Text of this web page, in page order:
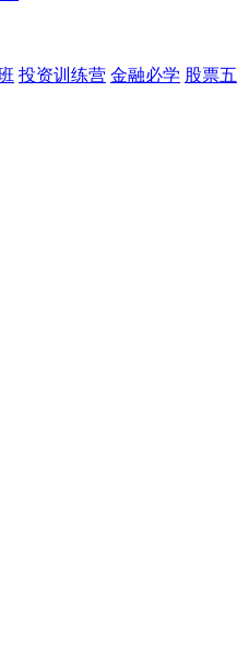
投资训练营 金融必学 股票